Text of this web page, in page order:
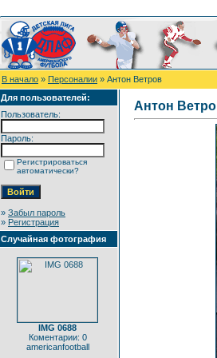
В начало » Персоналии » Антон Ветров
Для пользователей:
Пользователь:
Пароль:
Регистрироваться
автоматически?
» Забыл пароль
» Регистрация
Случайная фотография
IMG 0688
Коментарии: 0
americanfootball
Антон